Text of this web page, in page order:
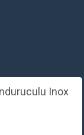
Inox